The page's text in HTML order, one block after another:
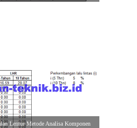
Lentur Metode Analisa Komponen